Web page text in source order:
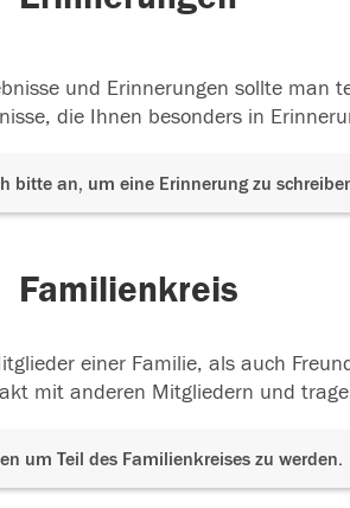
und Erinnerungen sollte man
die Ihnen besonders in
bitte an, um eine Erinnerung zu
Familienkreis
einer Familie, als auch
mit anderen Mitgliedern und
um Teil des Familienkreises zu werden.